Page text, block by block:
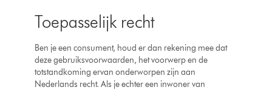
Toepasselijk recht
Ben je een consument, houd er dan rekening mee dat
deze gebruiksvoorwaarden, het voorwerp en de
totstandkoming ervan onderworpen zijn aan
Nederlands recht. Als je echter een inwoner van